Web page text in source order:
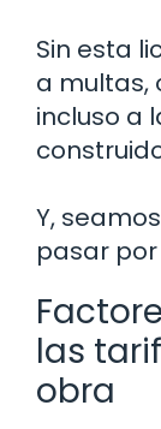
Sin esta
a multas,
incluso a
Y,
pasar por
las
obra